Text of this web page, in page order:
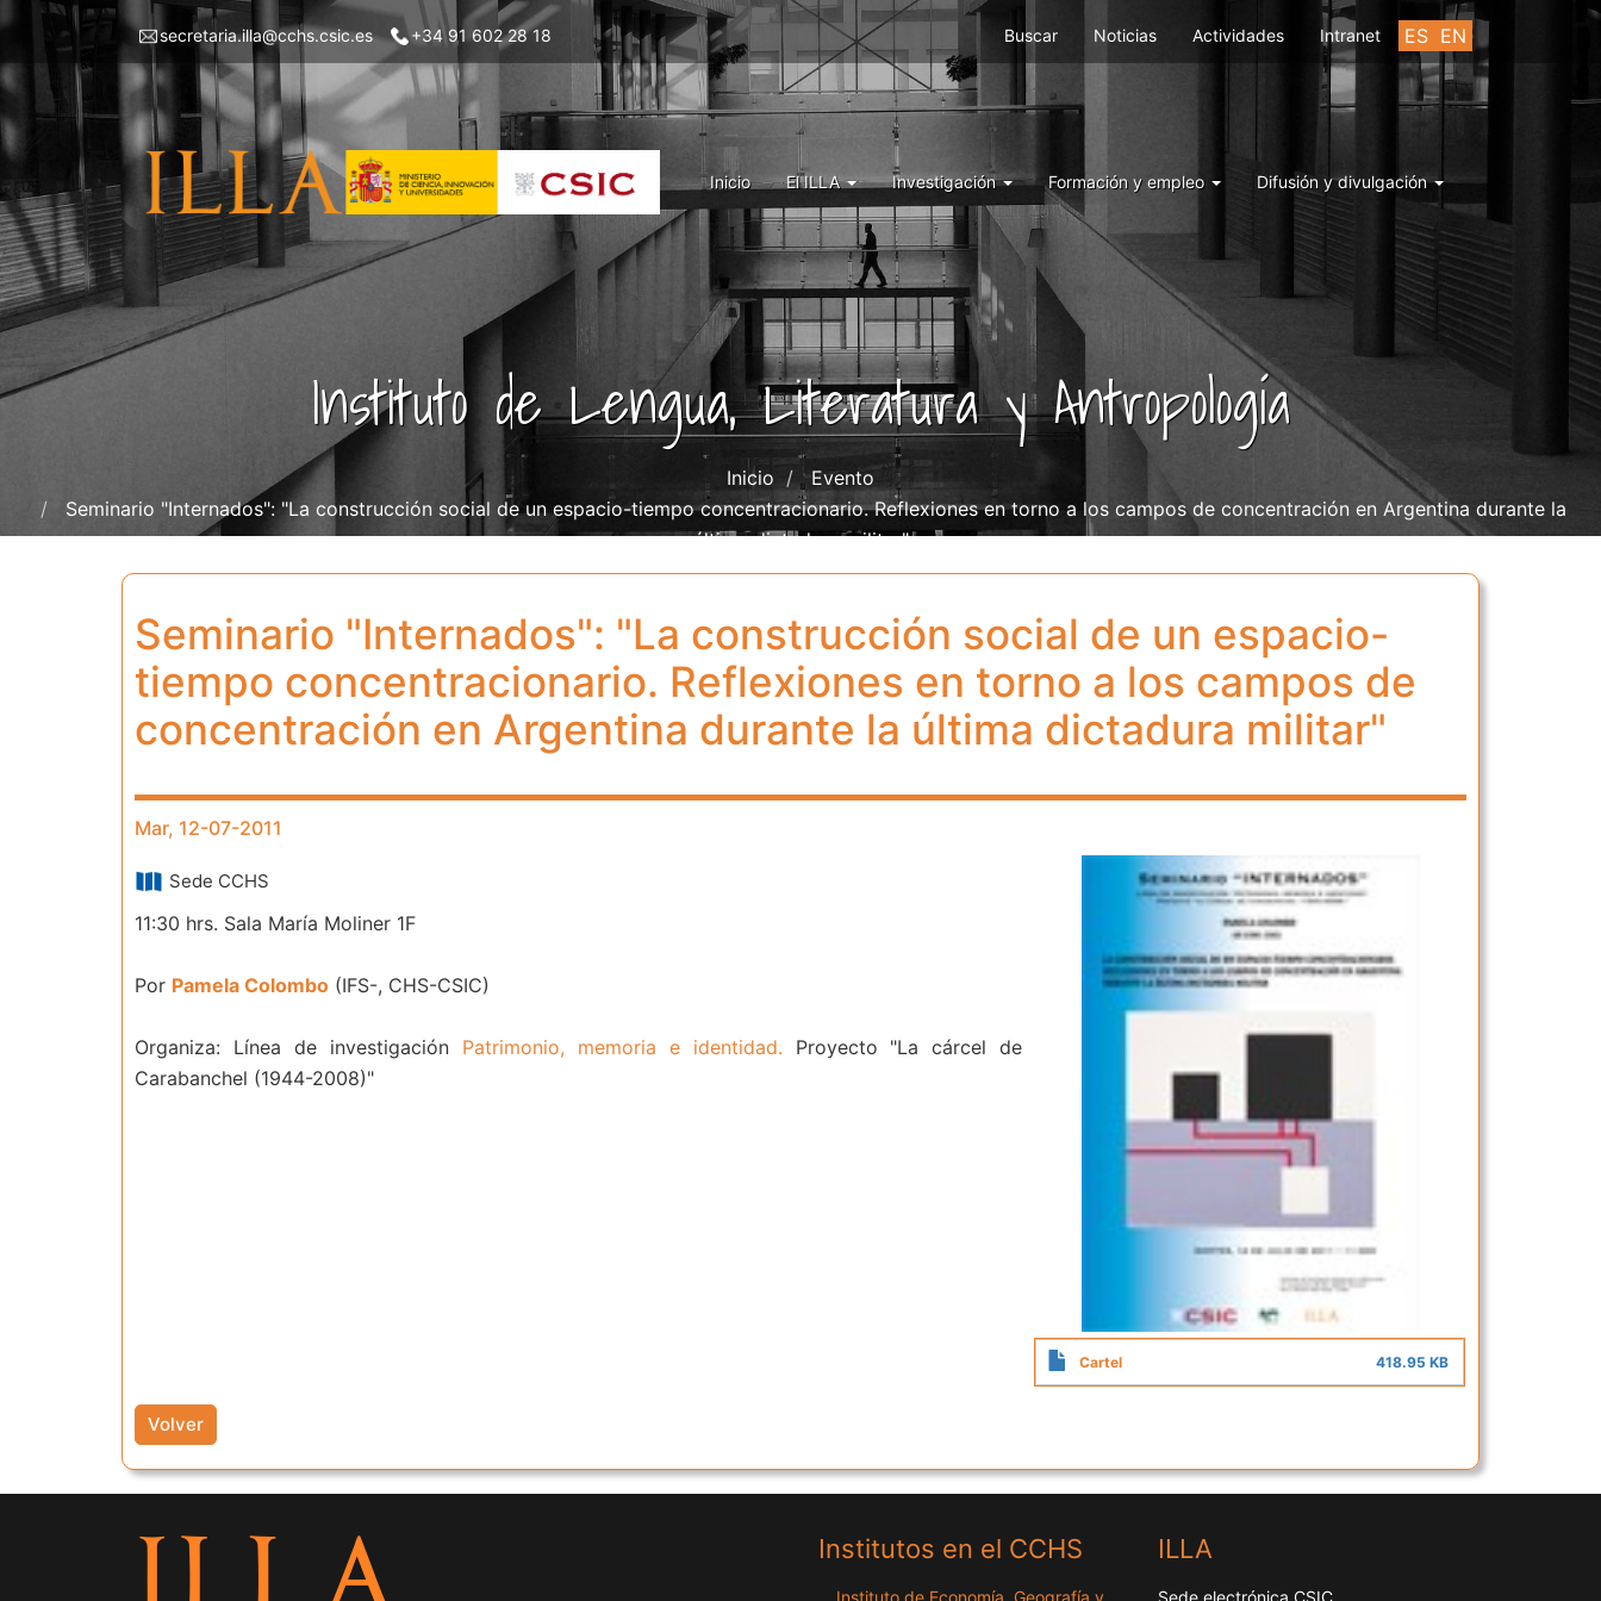
Pasar
contenido
principal
Menu
left
ILLA
secretaria.illa@cchs.csic.es +34 91 602 28 18 ES EN
Menu
right
ILLA
Buscar Noticias Actividades Intranet
Inicio El ILLA Investigación Formación y empleo Difusión y divulgación
Instituto de Lengua, Literatura y Antropología
Inicio
Evento
Seminario "Internados": "La construcción social de un espacio-tiempo concentracionario. Reflexiones en torno a los campos de concentración en Argentina durante la
última dictadura militar"
Seminario "Internados": "La construcción social de un espacio-
tiempo concentracionario. Reflexiones en torno a los campos de
concentración en Argentina durante la última dictadura militar"
Mar, 12-07-2011
Sede CCHS
11:30 hrs. Sala María Moliner 1F
Por Pamela Colombo (IFS-, CHS-CSIC)
Organiza: Línea de investigación Patrimonio, memoria e identidad. Proyecto "La cárcel de
Carabanchel (1944-2008)"
Cartel 418.95 KB
Volver
Institutos en el CCHS
Instituto de Economía, Geografía y
ILLA
Sede electrónica CSIC